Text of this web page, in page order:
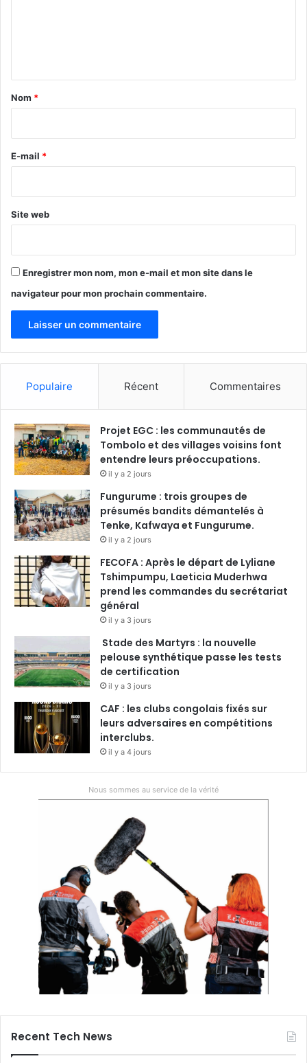
a
e
Nom *
E-mail *
Site web
Enregistrer mon nom, mon e-mail et mon site dans le
navigateur pour mon prochain commentaire.
Populaire Récent Commentaires
Projet EGC : les communautés de
Tombolo et des villages voisins font
entendre leurs préoccupations.
il y a 2 jours
Fungurume : trois groupes de
présumés bandits démantelés à
Tenke, Kafwaya et Fungurume.
il y a 2 jours
FECOFA : Après le départ de Lyliane
Tshimpumpu, Laeticia Muderhwa
prend les commandes du secrétariat
général
il y a 3 jours
Stade des Martyrs : la nouvelle
pelouse synthétique passe les tests
de certification
il y a 3 jours
CAF : les clubs congolais fixés sur
leurs adversaires en compétitions
interclubs.
il y a 4 jours
Nous sommes au service de la vérité
Recent Tech News